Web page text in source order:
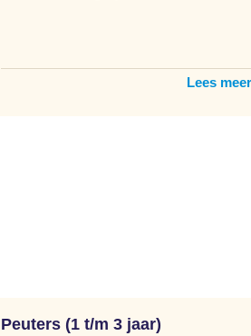
Lees meer
Peuters (1 t/m 3 jaar)